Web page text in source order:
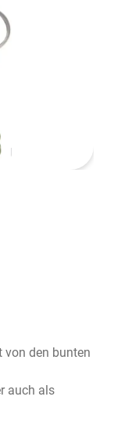
von den bunten
auch als